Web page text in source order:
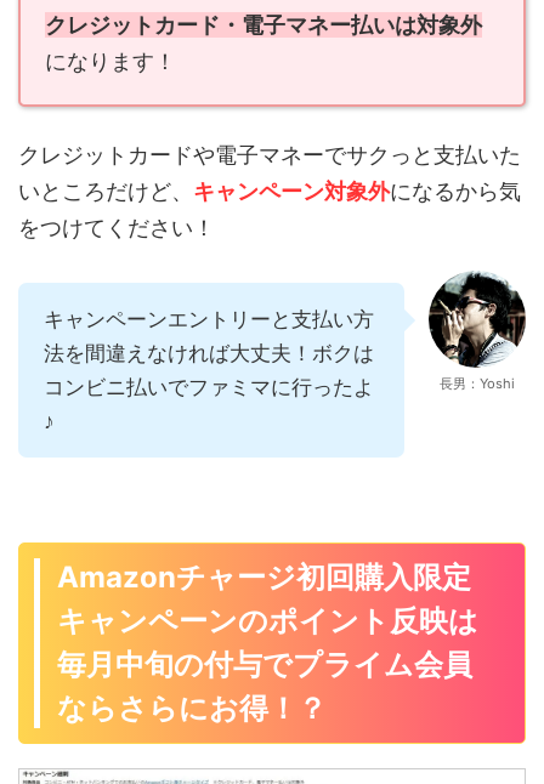
クレジットカード・電子マネー払いは対象外
になります！
クレジットカードや電子マネーでサクっと支払いた
いところだけど、 キャンペーン対象外になるから気
をつけてください！
キャンペーンエントリーと支払い方
法を間違えなければ大丈夫！ボクは
コンビニ払いでファミマに行ったよ
♪
長男：Yoshi
Amazonチャージ初回購入限定
キャンペーンのポイント反映は
毎月中旬の付与でプライム会員
ならさらにお得！？